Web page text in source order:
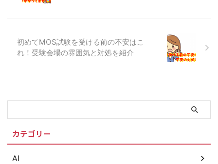
初めてMOS試験を受ける前の不安はこ
れ！受験会場の雰囲気と対処を紹介
カテゴリー
AI